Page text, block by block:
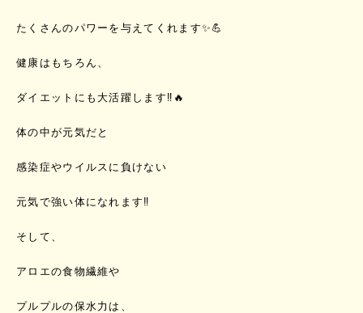
たくさんのパワーを与えてくれます✨💪
健康はもちろん、
ダイエットにも大活躍します‼️🔥
体の中が元気だと
感染症やウイルスに負けない
元気で強い体になれます‼️
そして、
アロエの食物繊維や
プルプルの保水力は、